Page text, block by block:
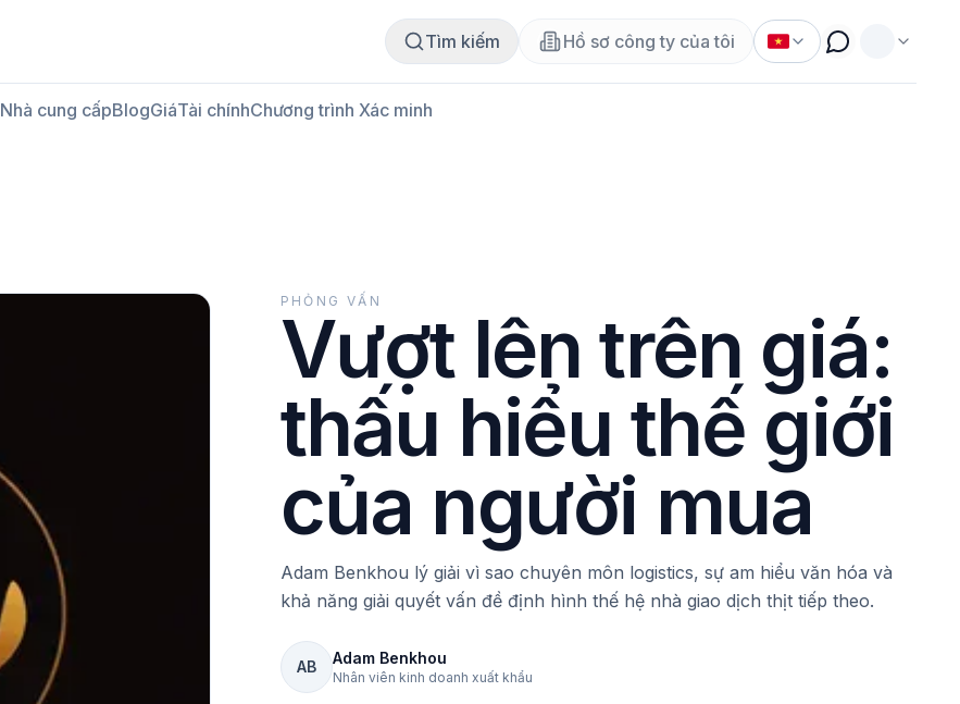
Tìm kiếm Hồ sơ công ty của tôi
Nhà cung cấpBlogGiáTài chínhChương trình Xác minh
PHỎNG VẤN
Vượt lên trên giá:
thấu hiểu thế giới
của người mua
Adam Benkhou lý giải vì sao chuyên môn logistics, sự am hiểu văn hóa và
khả năng giải quyết vấn đề định hình thế hệ nhà giao dịch thịt tiếp theo.
AB Adam Benkhou
Nhân viên kinh doanh xuất khẩu